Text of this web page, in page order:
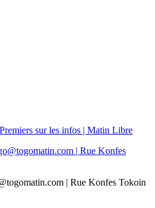
sur les infos | Matin Libre
| Rue Konfes Tokoin